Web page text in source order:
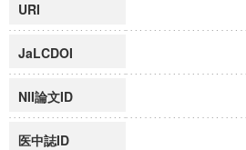
URI
JaLCDOI
NII論文ID
医中誌ID